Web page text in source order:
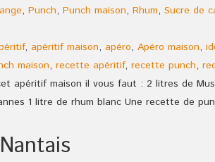
, Punch, Punch maison, Rhum, Sucre de
, apéritif maison, apéro, Apéro maison,
maison, recette apéritif, recette punch,
apéritif maison il vous faut : 2 litres de
1 litre de rhum blanc Une recette de